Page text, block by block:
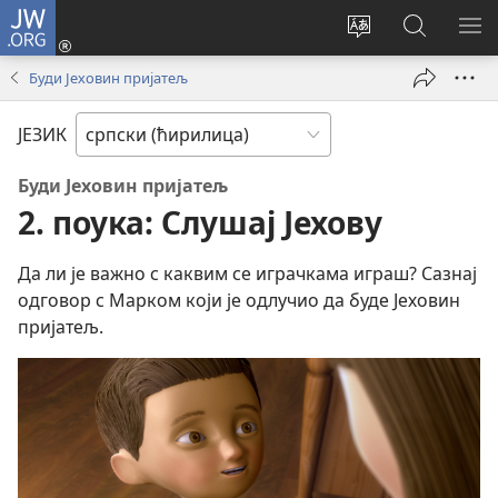
JW.ORG
Промени
Пријава
(отвара
Претрага
сајта
JW.ORG
Буди Јеховин пријатељ
ЈЕЗИК
Буди Јеховин пријатељ
2. поука: Слушај Јехову
Да ли је важно с каквим се играчкама играш? Сазнај
одговор с Марком који је одлучио да буде Јеховин
пријатељ.